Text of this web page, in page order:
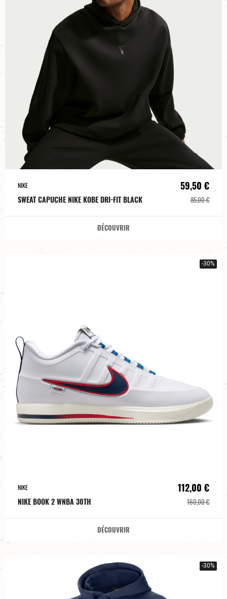
NIKE
SWEAT CAPUCHE NIKE KOBE DRI-FIT BLACK
59,50 €
85,00 €
DÉCOUVRIR
-30%
NIKE
NIKE BOOK 2 WNBA 30TH
112,00 €
160,00 €
DÉCOUVRIR
-30%